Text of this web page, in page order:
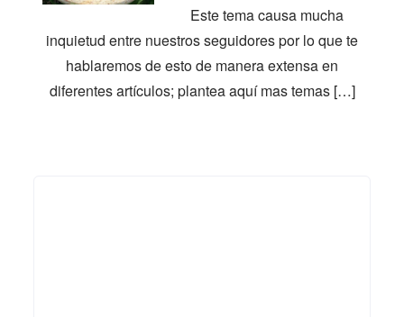
Este tema causa mucha
inquietud entre nuestros seguidores por lo que te
hablaremos de esto de manera extensa en
diferentes artículos; plantea aquí mas temas […]